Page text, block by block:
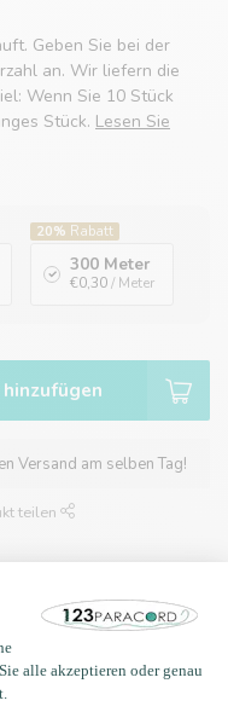
Geben Sie bei der
an. Wir liefern die
Wenn Sie 10 Stück
Stück. Lesen Sie
20% Rabatt
300 Meter
€0,30/ Meter
Versand am selben Tag!
teilen
Sie sich Rabatte.
150 €